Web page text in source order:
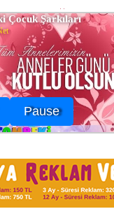
Çocuk Şarkıları
Pause